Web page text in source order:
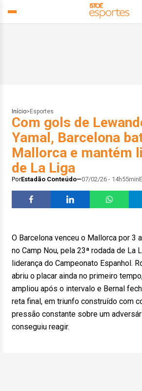
Início> Esportes
Com gols de
Yamal, Barcelona
Mallorca e mantém
de La Liga
PorEstadão Conteúdo 07/02/26 - 14h55min
O Barcelona venceu o Mallorca por 3
no Camp Nou, pela 23ª rodada de La
liderança do Campeonato Espanhol.
abriu o placar ainda no primeiro
ampliou após o intervalo e Bernal
reta final, em triunfo construído com
pressão constante sobre um
conseguiu reagir.